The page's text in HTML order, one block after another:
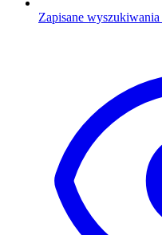
Zapisane wyszukiwania